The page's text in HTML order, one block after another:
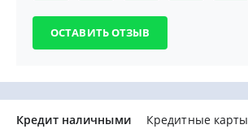
Кредит наличными Кредитные карты